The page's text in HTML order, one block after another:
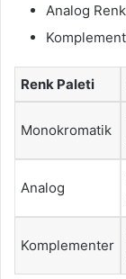
Analog
Renk Paleti
Monokromatik
Analog
Komplementer